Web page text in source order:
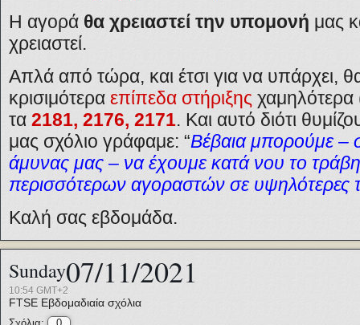
Η αγορά θα χρειαστεί την υπομονή μας
χρειαστεί.
Απλά από τώρα, και έτσι για να υπάρχει,
κρισιμότερα επίπεδα στήριξης χαμηλότερα
τα 2181, 2176, 2171. Και αυτό διότι
μας σχόλιο γράφαμε: “Βέβαια μπορούμε –
άμυνας μας – να έχουμε κατά νου το
περισσότερων αγοραστών σε υψηλότερες
Καλή σας εβδομάδα.
Sunday07/11/2021
10:54 GMT+2
FTSE Εβδομαδιαία σχόλια